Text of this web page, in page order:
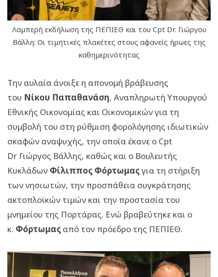
Λαμπερή εκδήλωση της ΠΕΠΙΕΘ και του Cpt Dr. Γιώργου
Βάλλη: Οι τιμητικές πλακέτες στους αφανείς ήρωες της
καθημερινότητας
Την αυλαία άνοιξε η απονομή βράβευσης
του Νίκου Παπαθανάση, Αναπληρωτή Υπουργού
Εθνικής Οικονομίας και Οικονομικών για τη
συμβολή του στη ρύθμιση φορολόγησης ιδιωτικών
σκαφών αναψυχής, την οποία έκανε ο Cpt
Dr Γιώργος Βάλλης, καθώς και ο Βουλευτής
Κυκλάδων Φίλιππος Φόρτωμαςγια τη στήριξη
των νησιωτών, την προσπάθεια συγκράτησης
ακτοπλοϊκών τιμών και την προστασία του
μνημείου της Πορτάρας. Ενώ βραβεύτηκε και ο
κ. Φόρτωμας από τον πρόεδρο της ΠΕΠΙΕΘ.